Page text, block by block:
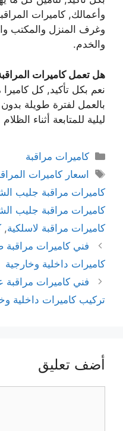
وأعمالك, كاميرات
وغرف المنزل والمكتب
والخدم.
هل تعمل كاميرات
نعم بكل تأكيد, كل
بالعمل لفترة طويلة
ليلية للمتابعة أثناء
كاميرات مراقبة
اسعار كاميرات
كاميرات مراقبة جليب
كاميرات مراقبة جليب
كاميرات مراقبة لاسلكية,
كاميرات داخلية وخارجية
تركيب كاميرات داخلية
أضف تعليق